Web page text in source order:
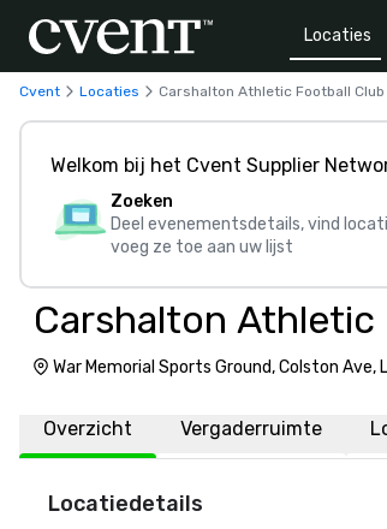
Locaties
Cvent Locaties Carshalton Athletic Football Club
Welkom bij het Cvent Supplier
Zoeken
Deel evenementsdetails, vind
voeg ze toe aan uw lijst
Carshalton Athletic
War Memorial Sports Ground, Colston Ave,
Overzicht Vergaderruimte
Locatiedetails